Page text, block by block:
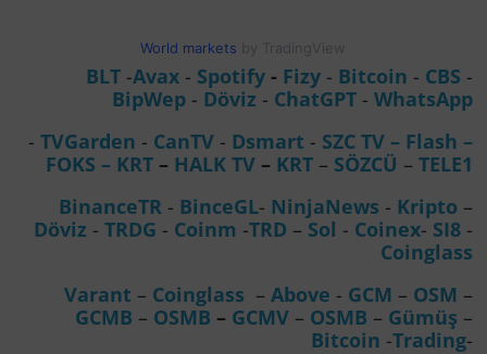
World markets
BLT-Avax- Spotify- Fizy- Bitcoin - CBS -
BipWep- Döviz - ChatGPT- WhatsApp
- TVGarden - CanTV- Dsmart - SZC TV – Flash –
FOKS – KRT– HALK TV– KRT– SÖZCÜ – TELE1
BinanceTR- BinceGL- NinjaNews - Kripto –
Döviz - TRDG - Coinm -TRD – Sol - Coinex- SI8-
Coinglass
Varant – Coinglass – Above - GCM – OSM –
GCMB – OSMB – GCMV – OSMB – Gümüş –
Bitcoin -Trading-